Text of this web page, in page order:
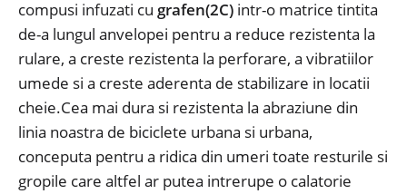
compusi infuzati cu grafen(2C) intr-o matrice tintita
de-a lungul anvelopei pentru a reduce rezistenta la
rulare, a creste rezistenta la perforare, a vibratiilor
umede si a creste aderenta de stabilizare in locatii
cheie.Cea mai dura si rezistenta la abraziune din
linia noastra de biciclete urbana si urbana,
conceputa pentru a ridica din umeri toate resturile si
gropile care altfel ar putea intrerupe o calatorie